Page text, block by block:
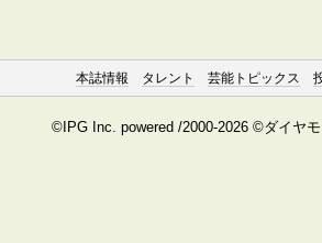
本誌情報 タレント 芸能トピックス
©IPG Inc. powered /2000-2026 ©ダイヤ